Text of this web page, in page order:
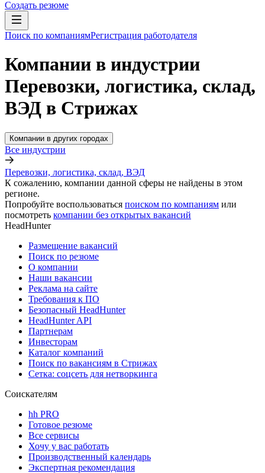
Создать резюме
Поиск по компаниямРегистрация работодателя
Компании в индустрии
Перевозки, логистика, склад,
ВЭД в Стрижах
Компании в других городах
Все индустрии
Перевозки, логистика, склад, ВЭД
К сожалению, компании данной сферы не найдены в этом
регионе.
Попробуйте воспользоваться поиском по компаниям или
посмотреть компании без открытых вакансий
HeadHunter
Размещение вакансий
Поиск по резюме
О компании
Наши вакансии
Реклама на сайте
Требования к ПО
Безопасный HeadHunter
HeadHunter API
Партнерам
Инвесторам
Каталог компаний
Поиск по вакансиям в Стрижах
Сетка: соцсеть для нетворкинга
Соискателям
hh PRO
Готовое резюме
Все сервисы
Хочу у вас работать
Производственный календарь
Экспертная рекомендация